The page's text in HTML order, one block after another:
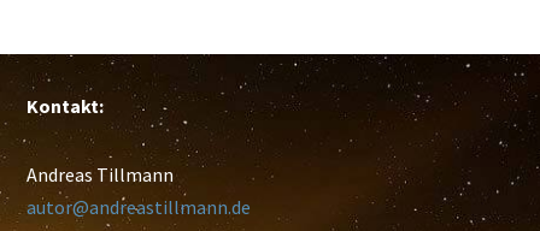
Kontakt:
Andreas Tillmann
autor@andreastillmann.de